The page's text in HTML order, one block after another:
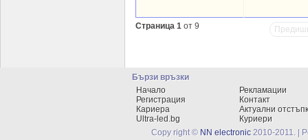
Страница 1 от 9
Бързи връзки
Начало
Рекламации
Регистрация
Контакт
Кариера
Актуални
Ultra-led.bg
Куриери
Copy right © NN electronic 2010-2011. |